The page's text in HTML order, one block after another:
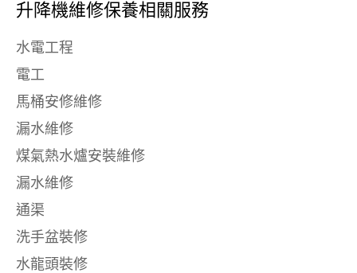
升降機維修保養相關服務
水電工程
電工
馬桶安修維修
漏水維修
煤氣熱水爐安裝維修
漏水維修
通渠
洗手盆裝修
水龍頭裝修